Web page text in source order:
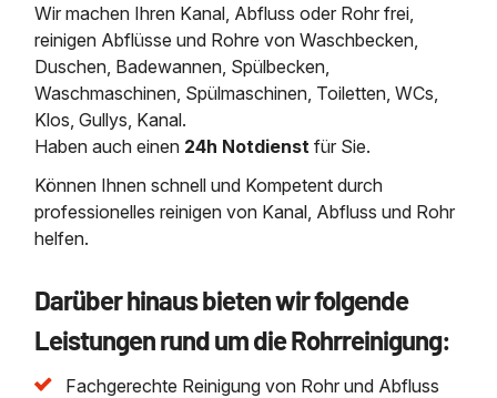
Wir machen Ihren Kanal, Abfluss oder Rohr frei,
reinigen Abflüsse und Rohre von Waschbecken,
Duschen, Badewannen, Spülbecken,
Waschmaschinen, Spülmaschinen, Toiletten, WCs,
Klos, Gullys, Kanal.
Haben auch einen 24h Notdienst für Sie.
Können Ihnen schnell und Kompetent durch
professionelles reinigen von Kanal, Abfluss und Rohr
helfen.
Darüber hinaus bieten wir folgende
Leistungen rund um die Rohrreinigung:
Fachgerechte Reinigung von Rohr und Abfluss